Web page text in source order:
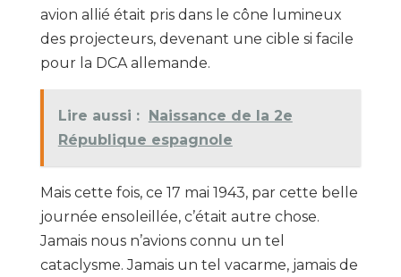
avion allié était pris dans le cône lumineux
des projecteurs, devenant une cible si facile
pour la DCA allemande.
Lire aussi : Naissance de la 2e
République espagnole
Mais cette fois, ce 17 mai 1943, par cette belle
journée ensoleillée, c’était autre chose.
Jamais nous n’avions connu un tel
cataclysme. Jamais un tel vacarme, jamais de